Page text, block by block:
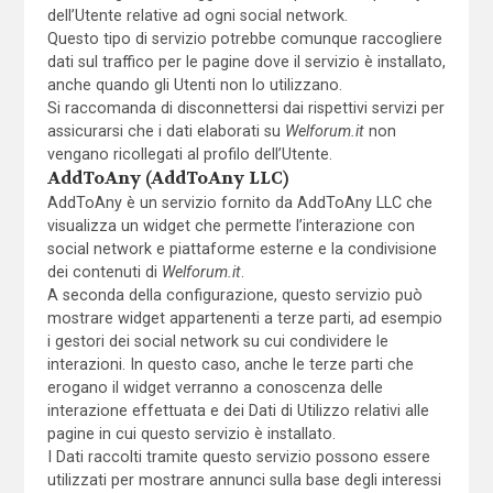
dell’Utente relative ad ogni social network.
Questo tipo di servizio potrebbe comunque raccogliere
dati sul traffico per le pagine dove il servizio è installato,
anche quando gli Utenti non lo utilizzano.
Si raccomanda di disconnettersi dai rispettivi servizi per
assicurarsi che i dati elaborati su Welforum.itnon
vengano ricollegati al profilo dell’Utente.
AddToAny (AddToAny LLC)
AddToAny è un servizio fornito da AddToAny LLC che
visualizza un widget che permette l’interazione con
social network e piattaforme esterne e la condivisione
dei contenuti di Welforum.it.
A seconda della configurazione, questo servizio può
mostrare widget appartenenti a terze parti, ad esempio
i gestori dei social network su cui condividere le
interazioni. In questo caso, anche le terze parti che
erogano il widget verranno a conoscenza delle
interazione effettuata e dei Dati di Utilizzo relativi alle
pagine in cui questo servizio è installato.
I Dati raccolti tramite questo servizio possono essere
utilizzati per mostrare annunci sulla base degli interessi